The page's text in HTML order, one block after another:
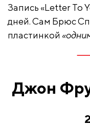
Запись «Letter To
дней. Сам Брюс
пластинкой
Джон